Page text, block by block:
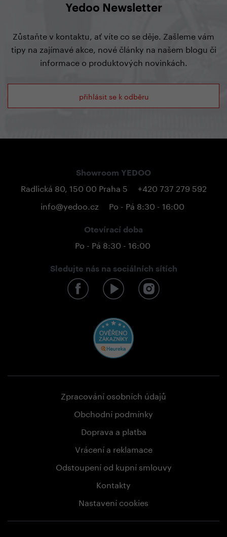
Yedoo Newsletter
Zůstaňte v kontaktu, ať víte co se děje. Zašleme vám
tipy na zajímavé akce, nové články na našem blogu či
informace o produktových novinkách.
přihlásit se k odběru
Showroom YEDOO
Radlická 80, 150 00 Praha 5
+420 737 279 592
info@yedoo.cz
Po - Pá 8:30 - 16:00
Otevírací doba
Po - Pá 8:30 - 16:00
Sledujte nás na sociálních sítích
Zpracování osobních údajů
Obchodní podmínky
Doprava a platba
Vrácení a reklamace
Odstoupení od kupní smlouvy
Kontakty
Nastavení cookies